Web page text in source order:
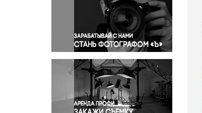
Политика
Правосудие
Происшествия и конфликты
Религия
Светская жизнь
Спорт
Экология
Экономика и бизнес